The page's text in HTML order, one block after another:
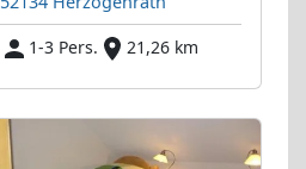
1-3 Pers.
21,26 km